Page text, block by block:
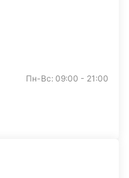
Пн-Вс: 09:00 - 21:00